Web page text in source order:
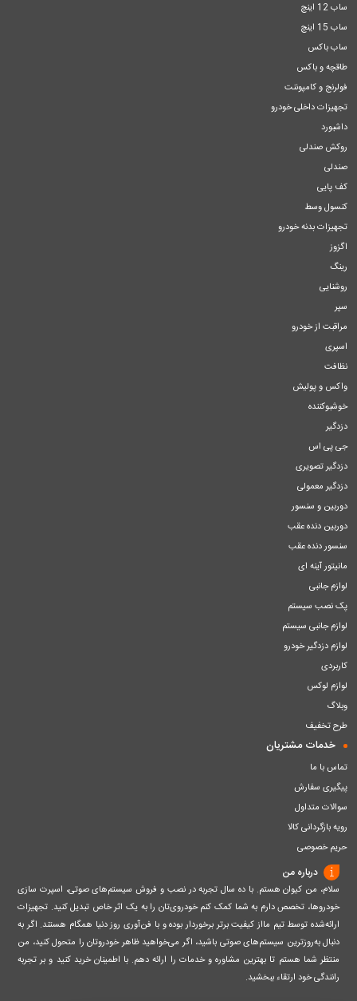
ساب 12 اینچ
ساب 15 اینچ
ساب باکس
طاقچه و باکس
فولرنج و کامپوننت
تجهیزات داخلی خودرو
داشبورد
روکش صندلی
صندلی
کف پایی
کنسول وسط
تجهیزات بدنه خودرو
اگزوز
رینگ
روشنایی
سپر
مراقبت از خودرو
اسپری
نظافت
واکس و پولیش
خوشبوکننده
دزدگیر
جی پی اس
دزدگیر تصویری
دزدگیر معمولی
دوربین و سنسور
دوربین دنده عقب
سنسور دنده عقب
مانیتور آینه ای
لوازم جانبی
پک نصب سیستم
لوازم جانبی سیستم
لوازم دزدگیر خودرو
کاربردی
لوازم لوکس
وبلاگ
طرح تخفیف
خدمات مشتریان
تماس با ما
پیگیری سفارش
سوالات متداول
رویه بازگردانی کالا
حریم خصوصی
درباره من
سلام، من کیوان هستم. با ده سال تجربه در نصب و فروش سیستم‌های صوتی، اسپرت سازی
خودروها، تخصص دارم به شما کمک کنم خودروی‌تان را به یک اثر خاص تبدیل کنید. تجهیزات
ارائه‌شده توسط تیم مااز کیفیت برتر برخوردار بوده و با فن‌آوری روز دنیا همگام هستند. اگر به
دنبال به‌روزترین سیستم‌های صوتی باشید، اگر می‌خواهید ظاهر خودروتان را متحول کنید، من
منتظر شما هستم تا بهترین مشاوره و خدمات را ارائه دهم. با اطمینان خرید کنید و بر تجربه
رانندگی خود ارتقاء ببخشید.